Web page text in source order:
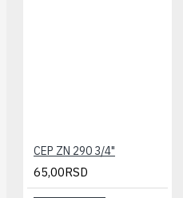
CEP ZN 290 3/4"
65,00RSD